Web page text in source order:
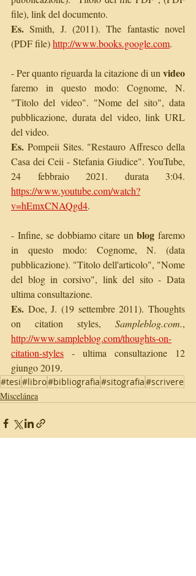
file), link del documento.
Es. Smith, J. (2011). The fantastic novel
(PDF file) http://www.books.google.com.
- Per quanto riguarda la citazione di un video
faremo in questo modo: Cognome, N.
"Titolo del video". "Nome del sito", data
pubblicazione, durata del video, link URL
del video.
Es. Pompeii Sites. "Restauro Affresco della
Casa dei Ceii - Stefania Giudice". YouTube,
https://www.youtube.com/watch?
v=hEmxCNAQgd4.
- Infine, se dobbiamo citare un blog faremo
in questo modo: Cognome, N. (data
pubblicazione). "Titolo dell'articolo", "Nome
del blog in corsivo", link del sito - Data
ultima consultazione.
Es. Doe, J. (19 settembre 2011). Thoughts
on citation styles, Sampleblog.com.
http://www.sampleblog.com/thoughts-on-
citation-styles - ultima consultazione 12
giungo 2019.
#tesi#libro#bibliografia#sitografia#scrivere
Miscelánea